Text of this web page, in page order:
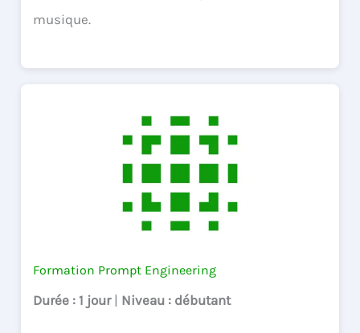
musique.
Formation Prompt Engineering
Durée : 1 jour | Niveau : débutant